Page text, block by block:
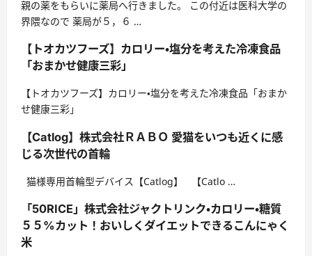
親の薬をもらいに薬局へ行きました。 この付近は医科大学の
界隈なので 薬局が５，６ …
【トオカツフーズ】カロリー・塩分を考えた冷凍食品
「おまかせ健康三彩」
【トオカツフーズ】カロリー・塩分を考えた冷凍食品「おまか
せ健康三彩」
【Catlog】株式会社ＲＡＢＯ 愛猫をいつも近くに感
じる次世代の首輪
猫様専用首輪型デバイス【Catlog】 【Catlo …
「50RICE」株式会社ジャクトリンク・カロリー・糖質
５５%カット！おいしくダイエットできるこんにゃく
米